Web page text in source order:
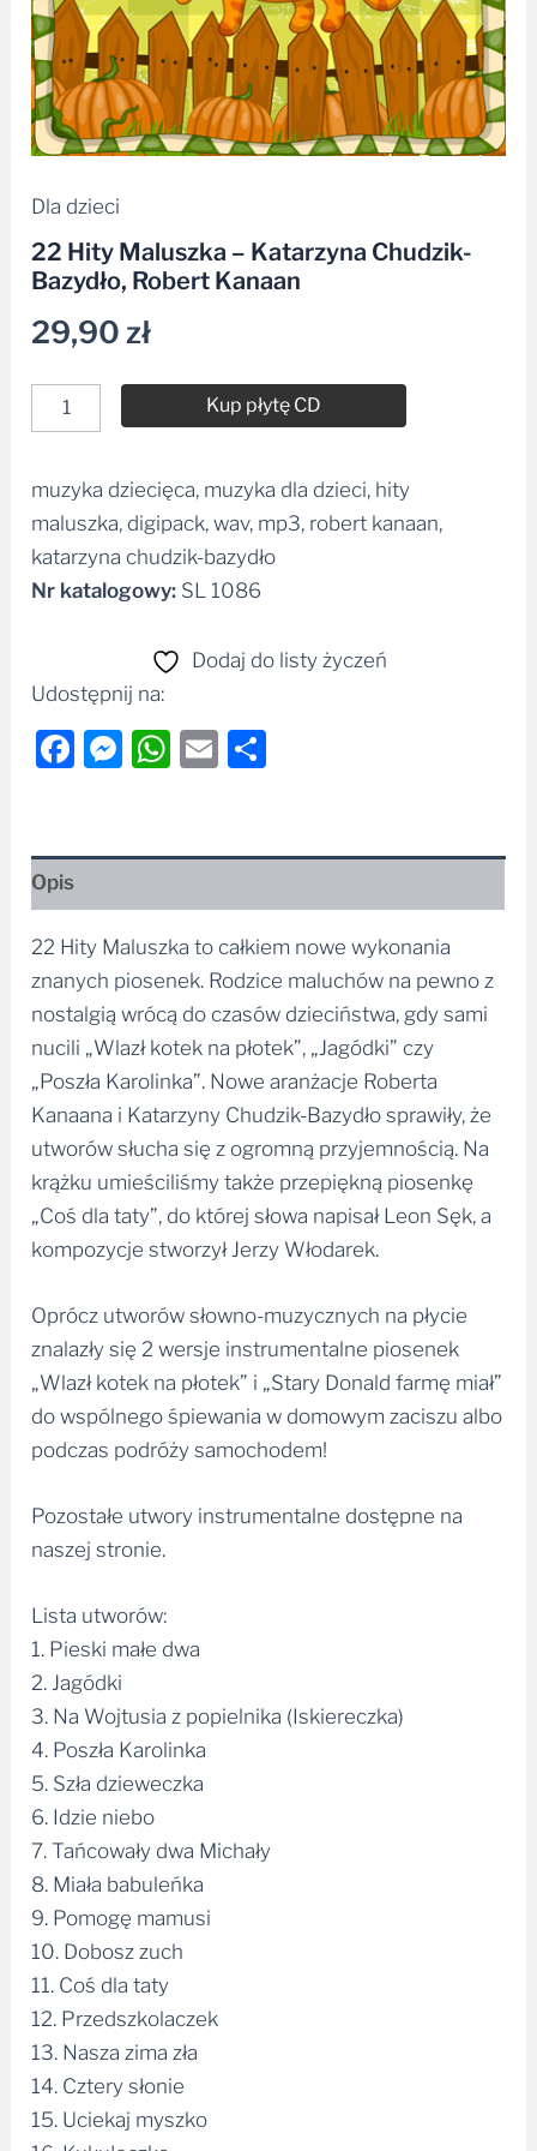
Dla dzieci
22 Hity Maluszka – Katarzyna Chudzik-
Bazydło, Robert Kanaan
29,90zł
Kup płytę CD
Alternative:
muzyka dziecięca, muzyka dla dzieci, hity
maluszka, digipack, wav, mp3, robert kanaan,
katarzyna chudzik-bazydło
Nr katalogowy: SL 1086
Dodaj do listy życzeń
Udostępnij na:
Facebook
Messenger
WhatsApp
Email
Opis
22 Hity Maluszka to całkiem nowe wykonania
znanych piosenek. Rodzice maluchów na pewno z
nostalgią wrócą do czasów dzieciństwa, gdy sami
nucili „Wlazł kotek na płotek”, „Jagódki” czy
„Poszła Karolinka”. Nowe aranżacje Roberta
Kanaana i Katarzyny Chudzik-Bazydło sprawiły, że
utworów słucha się z ogromną przyjemnością. Na
krążku umieściliśmy także przepiękną piosenkę
„Coś dla taty”, do której słowa napisał Leon Sęk, a
kompozycje stworzył Jerzy Włodarek.
Oprócz utworów słowno-muzycznych na płycie
znalazły się 2 wersje instrumentalne piosenek
„Wlazł kotek na płotek” i „Stary Donald farmę miał”
do wspólnego śpiewania w domowym zaciszu albo
podczas podróży samochodem!
Pozostałe utwory instrumentalne dostępne na
naszej stronie.
Lista utworów:
1. Pieski małe dwa
2. Jagódki
3. Na Wojtusia z popielnika (Iskiereczka)
4. Poszła Karolinka
5. Szła dzieweczka
6. Idzie niebo
7. Tańcowały dwa Michały
8. Miała babuleńka
9. Pomogę mamusi
10. Dobosz zuch
11. Coś dla taty
12. Przedszkolaczek
13. Nasza zima zła
14. Cztery słonie
15. Uciekaj myszko